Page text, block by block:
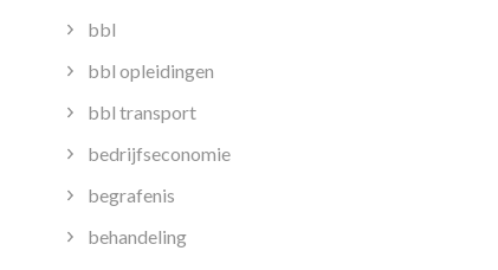
bbl
bbl opleidingen
bbl transport
bedrijfseconomie
begrafenis
behandeling